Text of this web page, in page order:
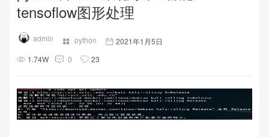
tensoflow图形处理
admin python
2021年1月5日
1.74W
0 23